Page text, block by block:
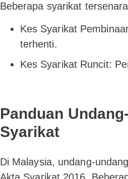
Beberapa syarikat
Kes Syarikat
terhenti.
Kes Syarikat Runcit:
Panduan
Syarikat
Di Malaysia, undang-